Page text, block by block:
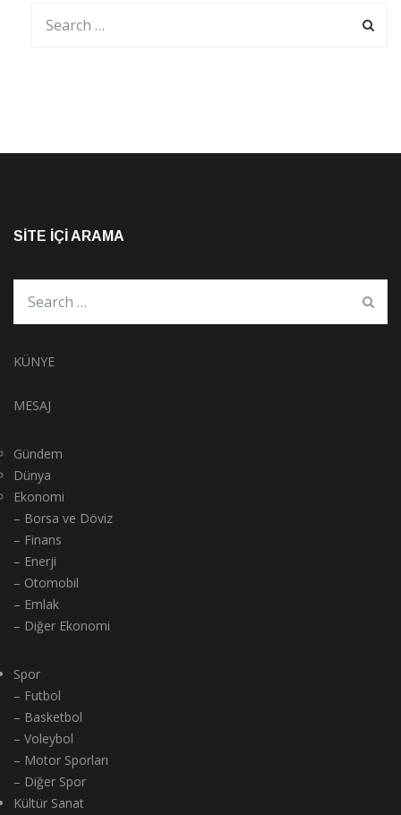
SITE İÇI ARAMA
KÜNYE
MESAJ
Gündem
Dünya
Ekonomi
– Borsa ve Döviz
– Finans
– Enerji
– Otomobil
– Emlak
– Diğer Ekonomi
Spor
– Futbol
– Basketbol
– Voleybol
– Motor Sporları
– Diğer Spor
Kültür Sanat